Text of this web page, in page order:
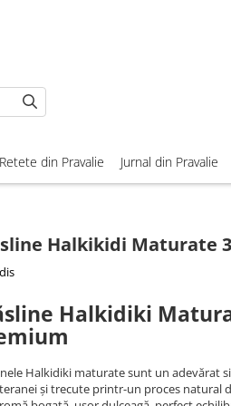
Retete din Pravalie Jurnal din Pravalie
Halkikidi Maturate
Halkidiki
Halkidiki maturate sunt un adevărat
și trecute printr-un proces natural